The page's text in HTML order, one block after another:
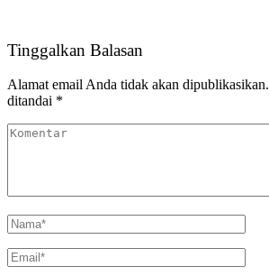
Tinggalkan Balasan
Alamat email Anda tidak akan dipublikasikan.
ditandai *